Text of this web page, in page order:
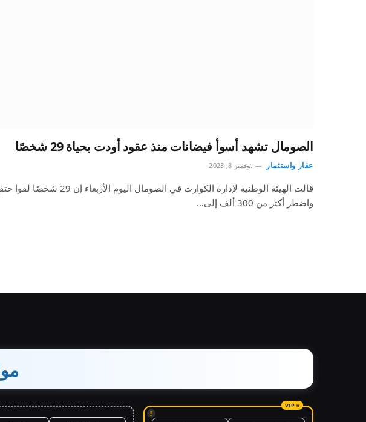
الصومال تشهد أسوأ فيضانات منذ عقود أودت بحياة 29 شخصًا
عقار واستثمار نوفمبر 8, 2023
قالت الهيئة الوطنية لإدارة الكوارث في الصومال اليوم الأربعاء إن 29
واضطر أكثر من 300 ألف إلى…
!